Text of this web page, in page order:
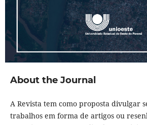
About the Journal
A Revista tem como proposta divulgar
trabalhos em forma de artigos ou